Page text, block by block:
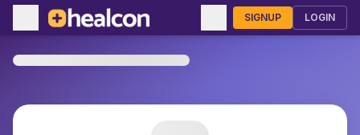
SIGNUP LOGIN